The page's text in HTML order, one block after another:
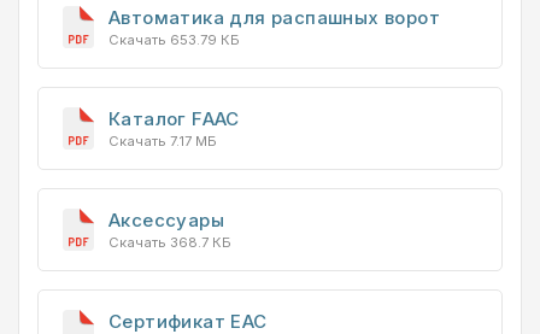
Автоматика для распашных ворот
Скачать 653.79 КБ
Каталог FAAC
Скачать 7.17 МБ
Аксессуары
Скачать 368.7 КБ
Сертификат EAC